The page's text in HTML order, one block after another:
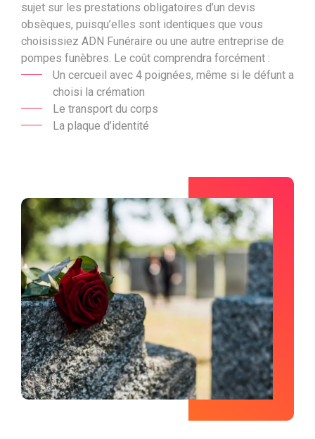
sujet sur les prestations obligatoires d’un devis
obsèques, puisqu’elles sont identiques que vous
choisissiez ADN Funéraire ou une autre entreprise de
pompes funèbres. Le coût comprendra forcément :
Un cercueil avec 4 poignées, même si le défunt a
choisi la crémation
Le transport du corps
La plaque d’identité